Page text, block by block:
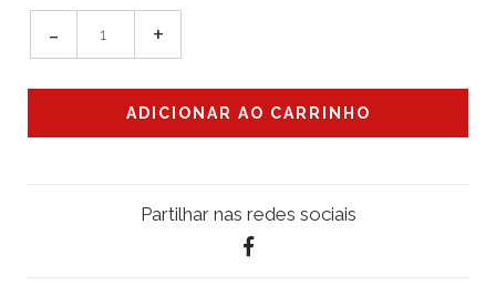
- +
Partilhar nas redes sociais